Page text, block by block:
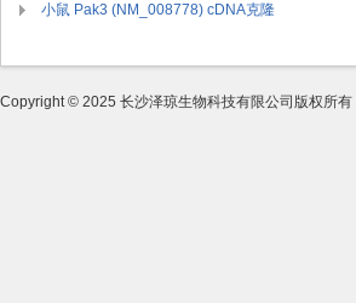
小鼠 Pak3 (NM_008778) cDNA克隆
Copyright © 2025 长沙泽琼生物科技有限公司版权所有